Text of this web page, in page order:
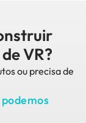
VR?
ou precisa de